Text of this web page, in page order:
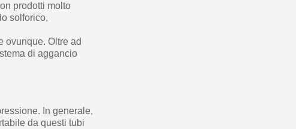
prodotti molto
solforico,
ovunque. Oltre ad
di aggancio
In generale,
da questi tubi